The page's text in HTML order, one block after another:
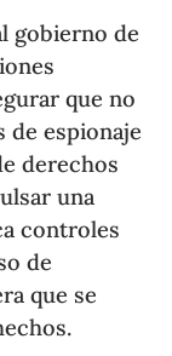
gobierno de
que no
de espionaje
derechos
una
controles
de
que se